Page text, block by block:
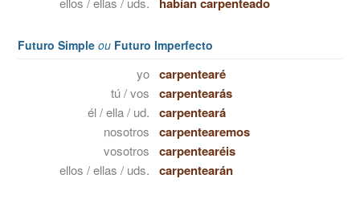
Futuro Simple ou Futuro Imperfecto
yo carpentearé
tú / vos carpentearás
él / ella / ud. carpenteará
nosotros carpentearemos
vosotros carpentearéis
ellos / ellas / uds. carpentearán